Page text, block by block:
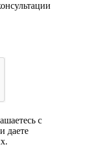
с
и даете